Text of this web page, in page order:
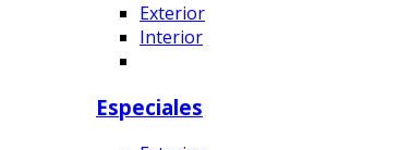
Exterior
Interior
Especiales